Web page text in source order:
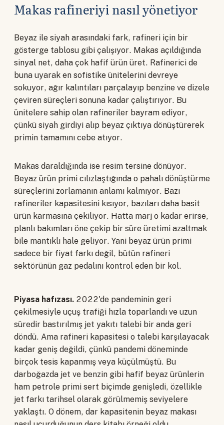
Makas rafineriyi nasıl yönetiyor
Beyaz ile siyah arasındaki fark, rafineri için bir
gösterge tablosu gibi çalışıyor. Makas açıldığında
sinyal net, daha çok hafif ürün üret. Rafinerici de
buna uyarak en sofistike ünitelerini devreye
sokuyor, ağır kalıntıları parçalayıp benzine ve dizele
çeviren süreçleri sonuna kadar çalıştırıyor. Bu
ünitelere sahip olan rafineriler bayram ediyor,
çünkü siyah girdiyi alıp beyaz çıktıya dönüştürerek
primin tamamını cebe atıyor.
Makas daraldığında ise resim tersine dönüyor.
Beyaz ürün primi cılızlaştığında o pahalı dönüştürme
süreçlerini zorlamanın anlamı kalmıyor. Bazı
rafineriler kapasitesini kısıyor, bazıları daha basit
ürün karmasına çekiliyor. Hatta marj o kadar erirse,
planlı bakımları öne çekip bir süre üretimi azaltmak
bile mantıklı hale geliyor. Yani beyaz ürün primi
sadece bir fiyat farkı değil, bütün rafineri
sektörünün gaz pedalını kontrol eden bir kol.
Piyasa hafızası. 2022'de pandeminin geri
çekilmesiyle uçuş trafiği hızla toparlandı ve uzun
süredir bastırılmış jet yakıtı talebi bir anda geri
döndü. Ama rafineri kapasitesi o talebi karşılayacak
kadar geniş değildi, çünkü pandemi döneminde
birçok tesis kapanmış veya küçülmüştü. Bu
darboğazda jet ve benzin gibi hafif beyaz ürünlerin
ham petrole primi sert biçimde genişledi, özellikle
jet farkı tarihsel olarak görülmemiş seviyelere
yaklaştı. O dönem, dar kapasitenin beyaz makası